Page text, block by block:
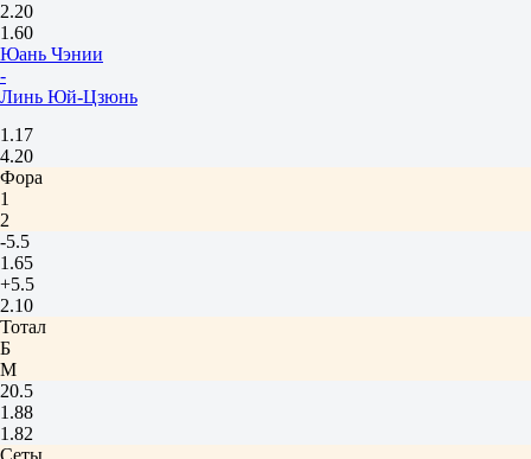
2.20
1.60
Юань Чэнии
-
Линь Юй-Цзюнь
1.17
4.20
Фора
1
2
-5.5
1.65
+5.5
2.10
Тотал
Б
М
20.5
1.88
1.82
Сеты